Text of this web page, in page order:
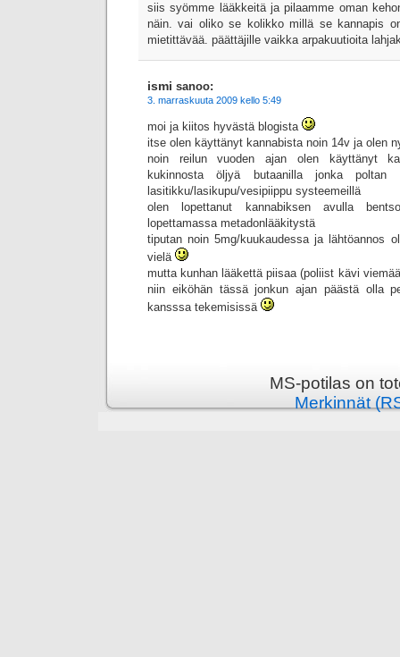
siis syömme lääkkeitä ja pilaamme oman
näin. vai oliko se kolikko millä se kannapis
mietittävää. päättäjille vaikka arpakuutioita
ismi sanoo:
3. marraskuuta 2009 kello 5:49
moi ja kiitos hyvästä blogista
itse olen käyttänyt kannabista noin 14v ja olen
noin reilun vuoden ajan olen käyttänyt
kukinnosta öljyä butaanilla jonka poltan
lasitikku/lasikupu/vesipiippu systeemeillä
olen lopettanut kannabiksen avulla
lopettamassa metadonlääkitystä
tiputan noin 5mg/kuukaudessa ja lähtöannos
vielä
mutta kunhan lääkettä piisaa (poliist kävi
niin eiköhän tässä jonkun ajan päästä olla
kansssa tekemisissä
MS-potilas on
Merkinnät